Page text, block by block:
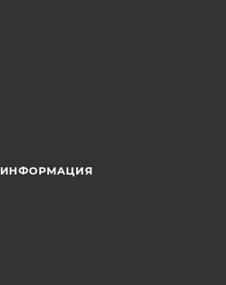
ИНФОРМАЦИЯ